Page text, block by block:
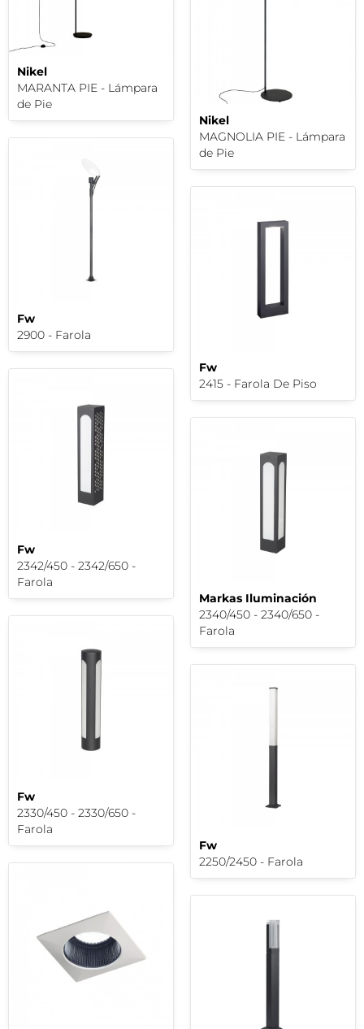
Nikel
MARANTA PIE - Lámpara
de Pie
Nikel
MAGNOLIA PIE - Lámpara
de Pie
Fw
2900 - Farola
Fw
2415 - Farola De Piso
Fw
2342/450 - 2342/650 -
Farola
Markas Iluminación
2340/450 - 2340/650 -
Farola
Fw
2330/450 - 2330/650 -
Farola
Fw
2250/2450 - Farola